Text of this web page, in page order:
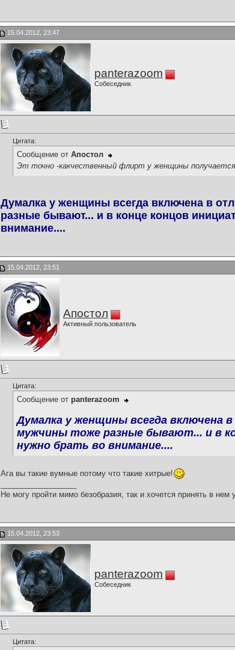
15.04.2012, 23:47
panterazoom
Собеседник
Цитата:
Сообщение от Апостол
Эт точно -какчественный флирт у женщины получается
Думалка у женщины всегда включена в
разные бывают... и в конце концов
внимание....
15.04.2012, 23:51
Апостол
Активный пользователь
Цитата:
Сообщение от panterazoom
Думалка у женщины всегда включена
мужчины тоже разные бывают... и в
нужно брать во внимание....
Ага вы такие вумные потому что такие хитрые!
Не могу пройти мимо безобразия, так и хочется принять в нем
15.04.2012, 23:53
panterazoom
Собеседник
Цитата: